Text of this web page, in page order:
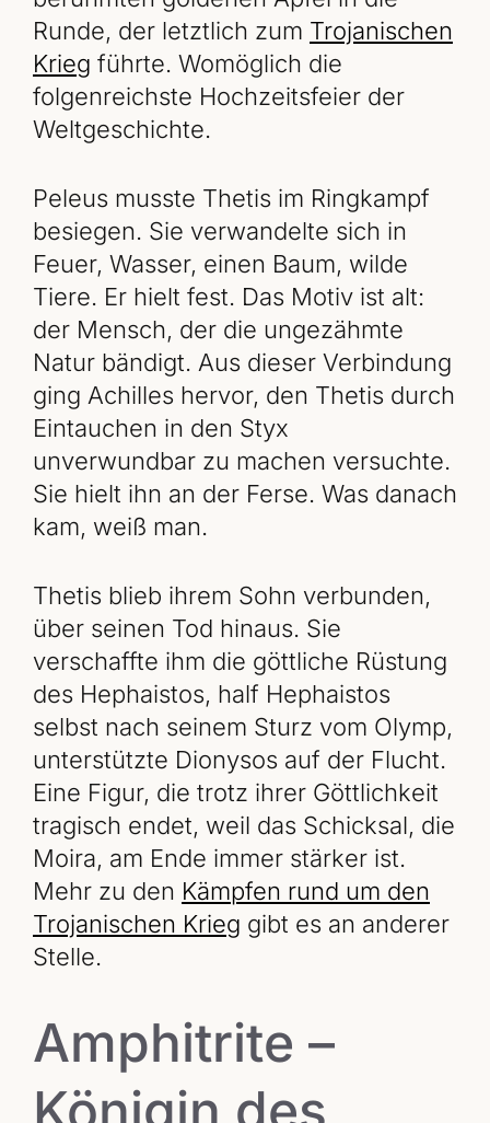
Runde, der letztlich zum Trojanischen
Krieg führte. Womöglich die
folgenreichste Hochzeitsfeier der
Weltgeschichte.
Peleus musste Thetis im Ringkampf
besiegen. Sie verwandelte sich in
Feuer, Wasser, einen Baum, wilde
Tiere. Er hielt fest. Das Motiv ist alt:
der Mensch, der die ungezähmte
Natur bändigt. Aus dieser Verbindung
ging Achilles hervor, den Thetis durch
Eintauchen in den Styx
unverwundbar zu machen versuchte.
Sie hielt ihn an der Ferse. Was danach
kam, weiß man.
Thetis blieb ihrem Sohn verbunden,
über seinen Tod hinaus. Sie
verschaffte ihm die göttliche Rüstung
des Hephaistos, half Hephaistos
selbst nach seinem Sturz vom Olymp,
unterstützte Dionysos auf der Flucht.
Eine Figur, die trotz ihrer Göttlichkeit
tragisch endet, weil das Schicksal, die
Moira, am Ende immer stärker ist.
Mehr zu den Kämpfen rund um den
Trojanischen Krieg gibt es an anderer
Stelle.
Amphitrite –